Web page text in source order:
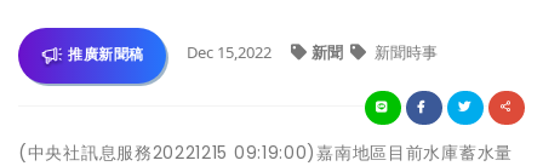
推廣新聞稿 Dec 15,2022 新聞 新聞時事
(中央社訊息服務20221215 09:19:00)嘉南地區目前水庫蓄水量